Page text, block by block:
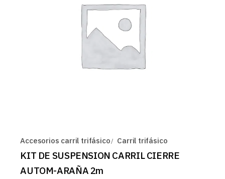
Accesorios carril trifásico Carril trifásico
KIT DE SUSPENSION CARRIL CIERRE
AUTOM-ARAÑA 2m